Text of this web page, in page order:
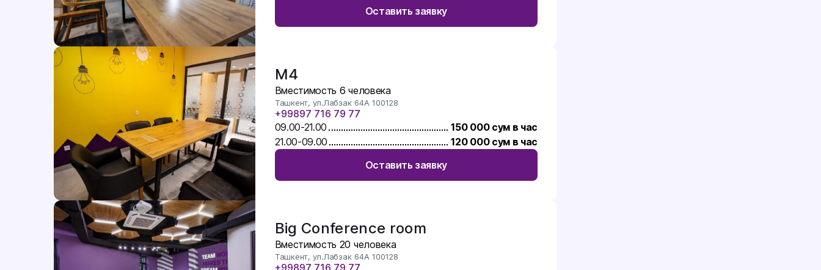
Оставить заявку
M4
Вместимость 6 человека
Ташкент, ул.Лабзак 64А 100128
+99897 716 79 77
09.00-21.00 150 000 сум в час
21.00-09.00 120 000 сум в час
Оставить заявку
Big Conference room
Вместимость 20 человека
Ташкент, ул.Лабзак 64А 100128
+99897 716 79 77